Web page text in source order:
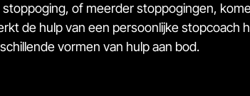
of meerder stoppogingen,
de hulp van een persoonlijke
vormen van hulp aan bod.